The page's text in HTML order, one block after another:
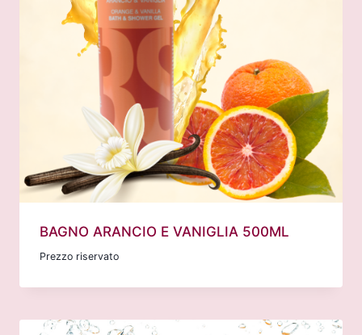
BAGNO ARANCIO E VANIGLIA 500ML
Prezzo riservato